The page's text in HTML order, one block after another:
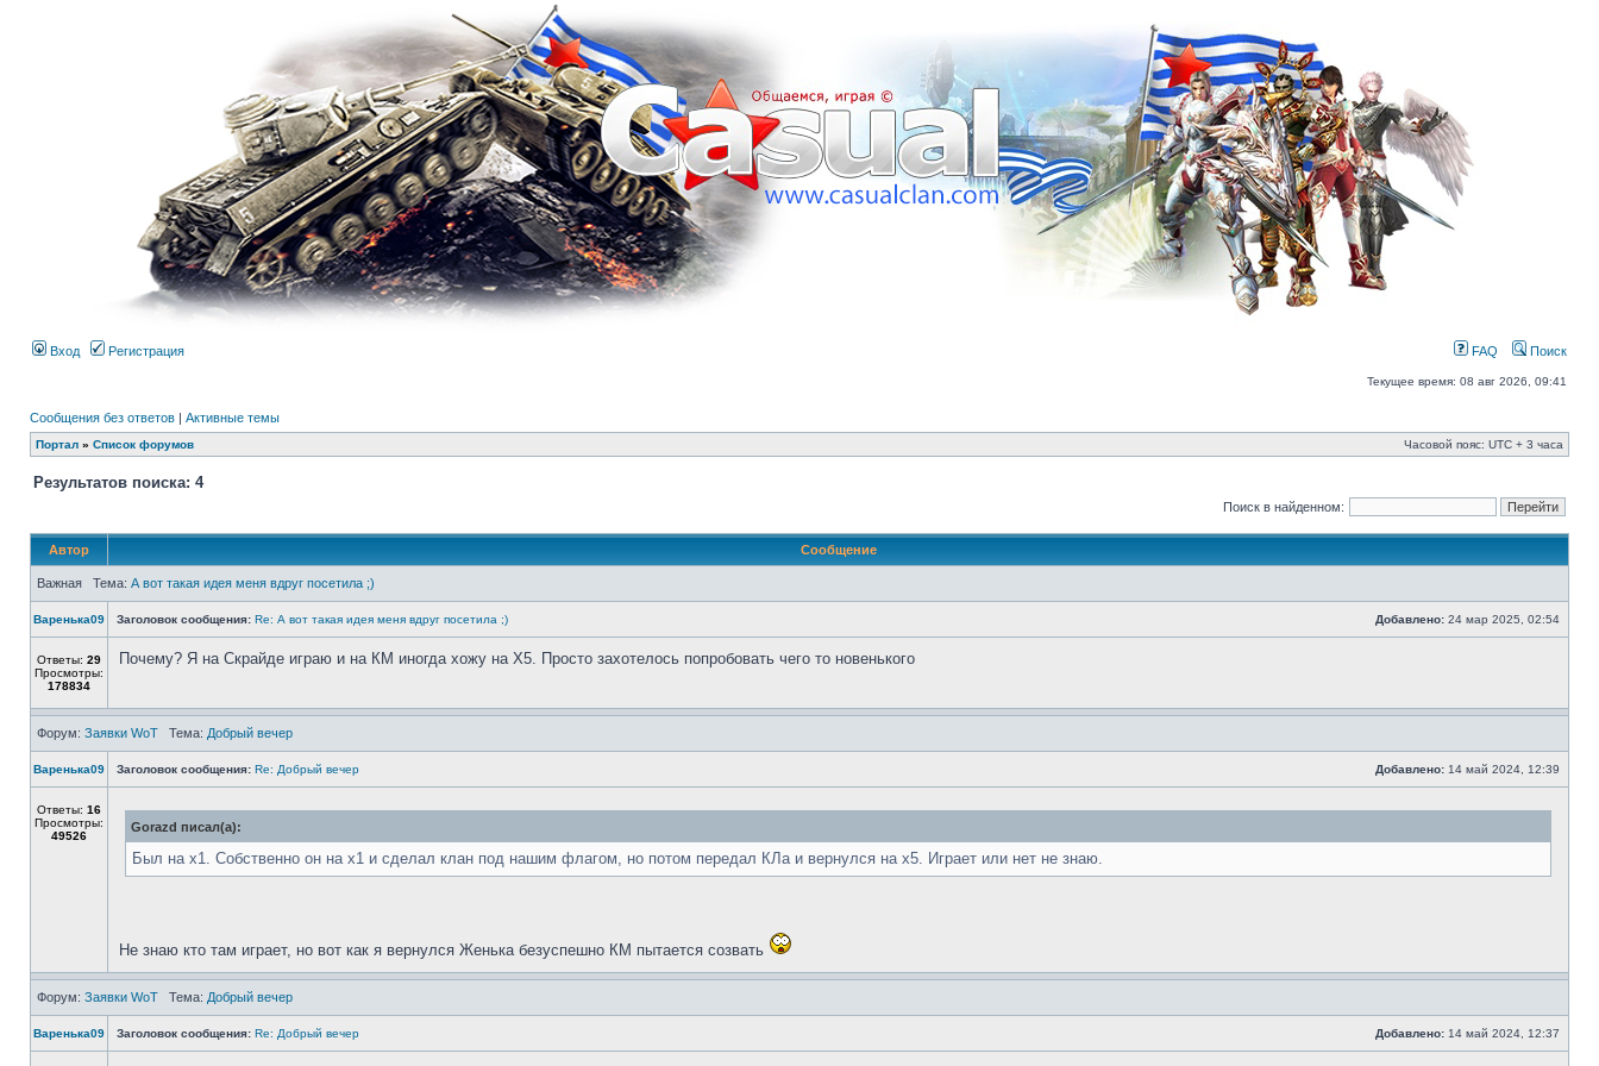
Вход Регистрация FAQ Поиск
Текущее время: 08 авг 2026, 09:41
Сообщения без ответов | Активные темы
Портал » Список форумов Часовой пояс: UTC + 3 часа
Результатов поиска: 4
Поиск в найденном:
Автор Сообщение
Важная Тема: А вот такая идея меня вдруг посетила ;)
Варенька09 Заголовок сообщения: Re: А вот такая идея меня вдруг посетила ;) Добавлено: 24 мар 2025, 02:54
Ответы: 29
Просмотры:
178834
Почему? Я на Скрайде играю и на КМ иногда хожу на Х5. Просто захотелось попробовать чего то новенького
Форум: Заявки WoT Тема: Добрый вечер
Варенька09 Заголовок сообщения: Re: Добрый вечер Добавлено: 14 май 2024, 12:39
Ответы: 16
Просмотры:
49526
Gorazd писал(а):
Был на х1. Собственно он на х1 и сделал клан под нашим флагом, но потом передал КЛа и вернулся на х5. Играет или нет не знаю.
Не знаю кто там играет, но вот как я вернулся Женька безуспешно КМ пытается созвать
Форум: Заявки WoT Тема: Добрый вечер
Варенька09 Заголовок сообщения: Re: Добрый вечер Добавлено: 14 май 2024, 12:37